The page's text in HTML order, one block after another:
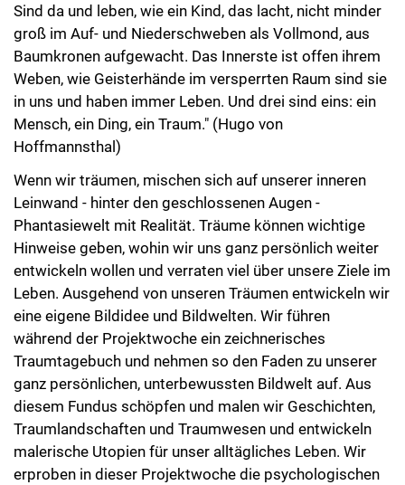
Sind da und leben, wie ein Kind, das lacht, nicht minder
groß im Auf- und Niederschweben als Vollmond, aus
Baumkronen aufgewacht. Das Innerste ist offen ihrem
Weben, wie Geisterhände im versperrten Raum sind sie
in uns und haben immer Leben. Und drei sind eins: ein
Mensch, ein Ding, ein Traum." (Hugo von
Hoffmannsthal)
Wenn wir träumen, mischen sich auf unserer inneren
Leinwand - hinter den geschlossenen Augen -
Phantasiewelt mit Realität. Träume können wichtige
Hinweise geben, wohin wir uns ganz persönlich weiter
entwickeln wollen und verraten viel über unsere Ziele im
Leben. Ausgehend von unseren Träumen entwickeln wir
eine eigene Bildidee und Bildwelten. Wir führen
während der Projektwoche ein zeichnerisches
Traumtagebuch und nehmen so den Faden zu unserer
ganz persönlichen, unterbewussten Bildwelt auf. Aus
diesem Fundus schöpfen und malen wir Geschichten,
Traumlandschaften und Traumwesen und entwickeln
malerische Utopien für unser alltägliches Leben. Wir
erproben in dieser Projektwoche die psychologischen